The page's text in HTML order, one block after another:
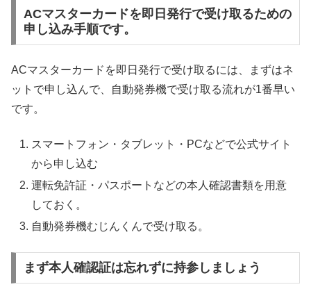
ACマスターカードを即日発行で受け取るための
申し込み手順です。
ACマスターカードを即日発行で受け取るには、まずはネ
ットで申し込んで、自動発券機で受け取る流れが1番早い
です。
スマートフォン・タブレット・PCなどで公式サイト
から申し込む
運転免許証・パスポートなどの本人確認書類を用意
しておく。
自動発券機むじんくんで受け取る。
まず本人確認証は忘れずに持参しましょう